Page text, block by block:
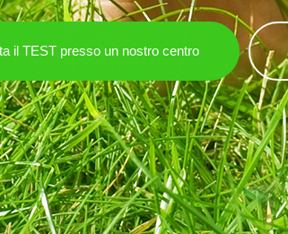
il TEST presso un nostro centro